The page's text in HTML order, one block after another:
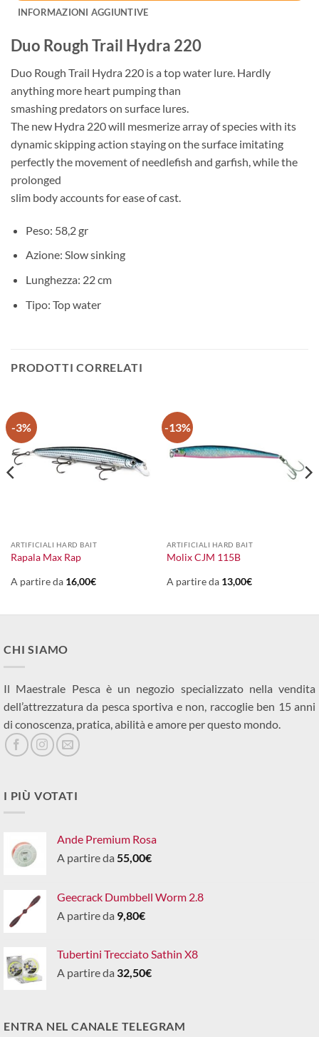
INFORMAZIONI AGGIUNTIVE
Duo Rough Trail Hydra 220
Duo Rough Trail Hydra 220 is a top water lure. Hardly
anything more heart pumping than
smashing predators on surface lures.
The new Hydra 220 will mesmerize array of species with its
dynamic skipping action staying on the surface imitating
perfectly the movement of needlefish and garfish, while the
prolonged
slim body accounts for ease of cast.
Peso: 58,2 gr
Azione: Slow sinking
Lunghezza: 22 cm
Tipo: Top water
PRODOTTI CORRELATI
-3%
ARTIFICIALI HARD BAIT
Rapala Max Rap
A partire da 16,00€
-13%
ARTIFICIALI HARD BAIT
Molix CJM 115B
A partire da 13,00€
CHI SIAMO
Il Maestrale Pesca è un negozio specializzato nella vendita
dell’attrezzatura da pesca sportiva e non, raccoglie ben 15 anni
di conoscenza, pratica, abilità e amore per questo mondo.
I PIÙ VOTATI
Ande Premium Rosa
A partire da 55,00€
Geecrack Dumbbell Worm 2.8
A partire da 9,80€
Tubertini Trecciato Sathin X8
A partire da 32,50€
ENTRA NEL CANALE TELEGRAM